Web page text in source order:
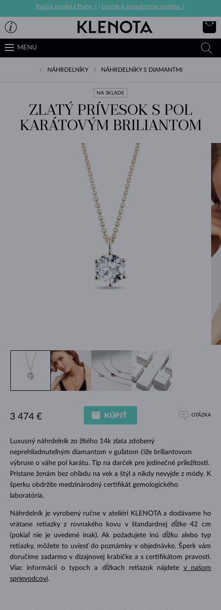
Ručná výroba z Prahy > Darček k zásnubnému prsteňu >
MENU
NÁHRDELNÍKY NÁHRDELNÍKY S DIAMANTMI
NA SKLADE
ZLATÝ PRÍVESOK S POL
KARÁTOVÝM BRILIANTOM
Luxusný náhrdelník zo žltého 14k zlata zdobený
neprehliadnuteľným diamantom v guľatom čiže briliantovom
výbruse o váhe pol karátu. Tip na darček pre jedinečné príležitosti.
Pristane ženám bez ohľadu na vek a štýl a nikdy nevyjde z módy. K
šperku obdržíte medzinárodný certifikát gemologického
laboratória.
Náhrdelník je vyrobený ručne v ateliéri KLENOTA a dodávame ho
vrátane retiazky z rovnakého kovu v štandardnej dĺžke 42 cm
(pokiaľ nie je uvedené inak). Ak požadujete inú dĺžku alebo typ
retiazky, môžete to uviesť do poznámky v objednávke. Šperk vám
doručíme zadarmo v dizajnovej krabičke a s certifikátom pravosti.
Viac informácií o typoch a dĺžkach retiazok nájdete v našom
sprievodcovi.
3 474 € KÚPIŤ OTÁZKA